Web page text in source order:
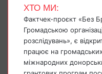
ХТО МИ:
Фактчек-проєкт «Без
Громадською
розслідувань», є
працює на
міжнародних